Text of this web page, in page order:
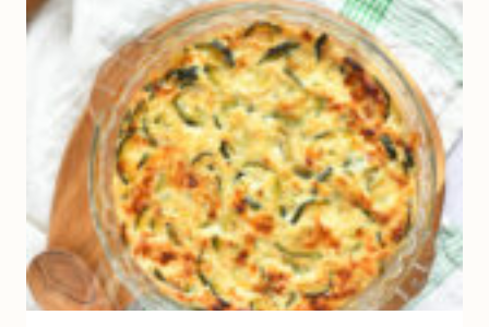
À
LA
FARINE
DE
POIS
CHICHE
–
CUISSON
AU
FOUR